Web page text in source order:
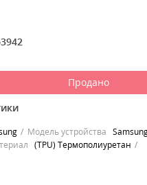
Продано
Модель устройства
(TPU) Термополиуретан